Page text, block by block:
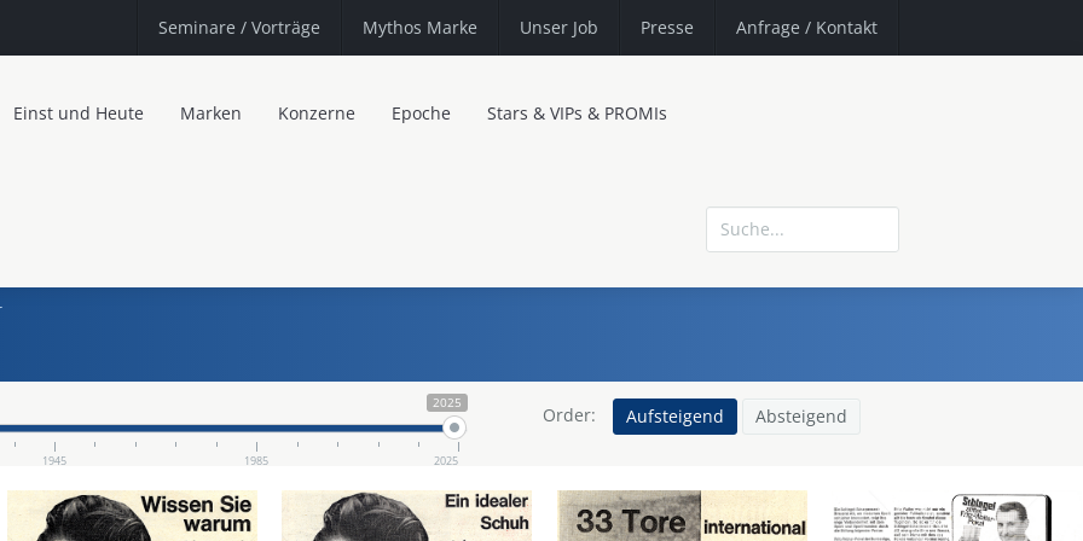
Seminare / Vorträge Mythos Marke Unser Job Presse Anfrage / Kontakt
Einst und Heute Marken Konzerne Epoche Stars & VIPs & PROMIs
2025
1945 1985 2025
Order: Aufsteigend Absteigend